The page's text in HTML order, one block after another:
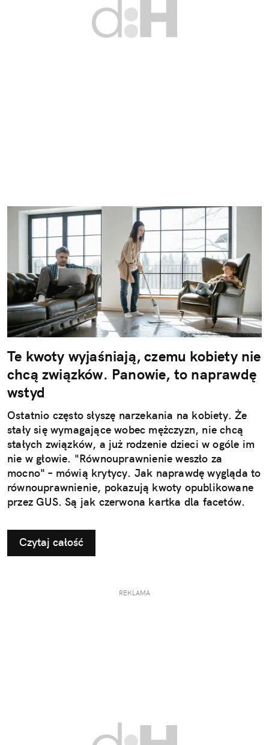
Te kwoty wyjaśniają, czemu kobiety nie
chcą związków. Panowie, to naprawdę
wstyd
Ostatnio często słyszę narzekania na kobiety. Że
stały się wymagające wobec mężczyzn, nie chcą
stałych związków, a już rodzenie dzieci w ogóle im
nie w głowie. "Równouprawnienie weszło za
mocno" – mówią krytycy. Jak naprawdę wygląda to
równouprawnienie, pokazują kwoty opublikowane
przez GUS. Są jak czerwona kartka dla facetów.
Czytaj całość
REKLAMA